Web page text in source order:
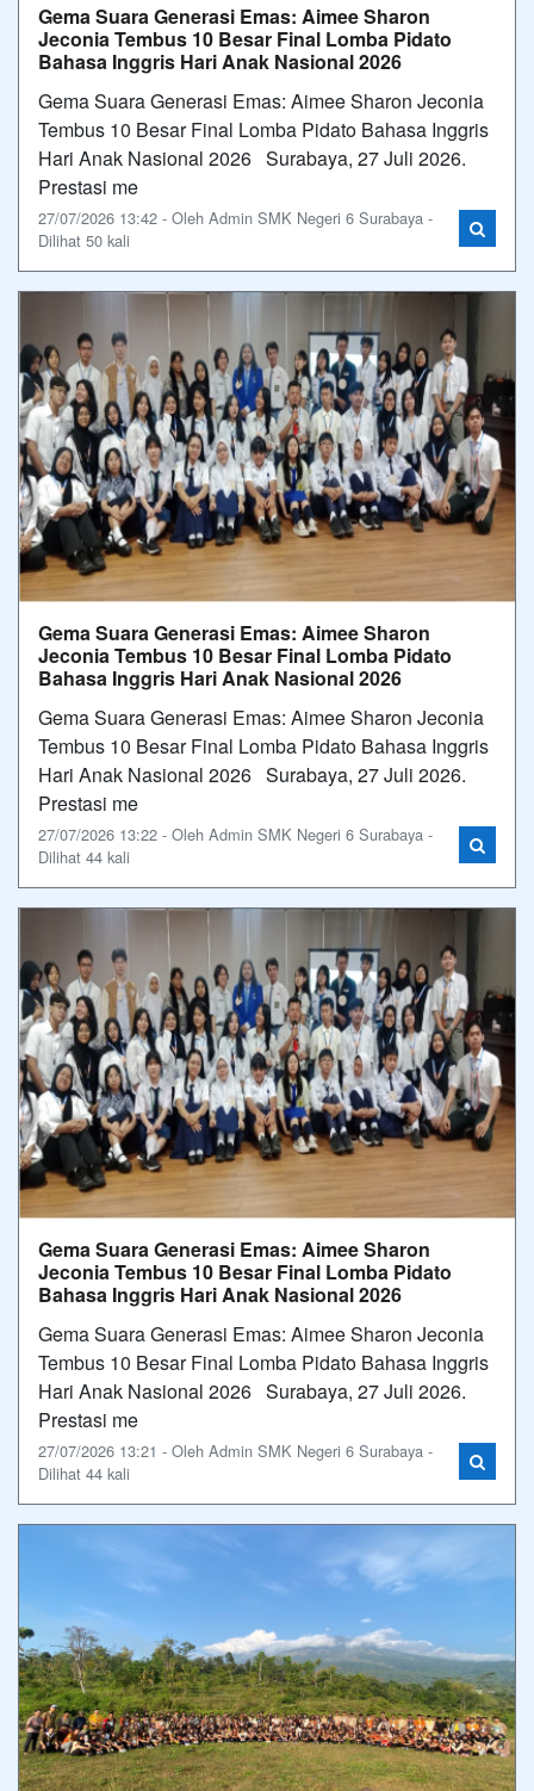
Gema Suara Generasi Emas: Aimee Sharon
Jeconia Tembus 10 Besar Final Lomba Pidato
Bahasa Inggris Hari Anak Nasional 2026
Gema Suara Generasi Emas: Aimee Sharon Jeconia
Tembus 10 Besar Final Lomba Pidato Bahasa Inggris
Hari Anak Nasional 2026 Surabaya, 27 Juli 2026.
Prestasi me
27/07/2026 13:42 - Oleh Admin SMK Negeri 6 Surabaya -
Dilihat 50 kali
Gema Suara Generasi Emas: Aimee Sharon
Jeconia Tembus 10 Besar Final Lomba Pidato
Bahasa Inggris Hari Anak Nasional 2026
Gema Suara Generasi Emas: Aimee Sharon Jeconia
Tembus 10 Besar Final Lomba Pidato Bahasa Inggris
Hari Anak Nasional 2026 Surabaya, 27 Juli 2026.
Prestasi me
27/07/2026 13:22 - Oleh Admin SMK Negeri 6 Surabaya -
Dilihat 44 kali
Gema Suara Generasi Emas: Aimee Sharon
Jeconia Tembus 10 Besar Final Lomba Pidato
Bahasa Inggris Hari Anak Nasional 2026
Gema Suara Generasi Emas: Aimee Sharon Jeconia
Tembus 10 Besar Final Lomba Pidato Bahasa Inggris
Hari Anak Nasional 2026 Surabaya, 27 Juli 2026.
Prestasi me
27/07/2026 13:21 - Oleh Admin SMK Negeri 6 Surabaya -
Dilihat 44 kali